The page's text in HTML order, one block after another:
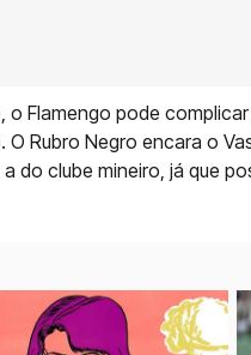
o Flamengo pode
Rubro Negro encara o
do clube mineiro, já que